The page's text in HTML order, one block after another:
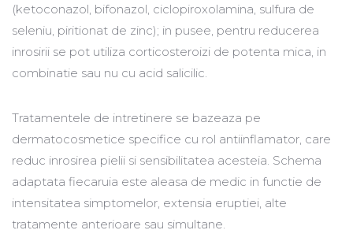
(ketoconazol, bifonazol, ciclopiroxolamina, sulfura de
seleniu, piritionat de zinc); in pusee, pentru reducerea
inrosirii se pot utiliza corticosteroizi de potenta mica, in
combinatie sau nu cu acid salicilic.
Tratamentele de intretinere se bazeaza pe
dermatocosmetice specifice cu rol antiinflamator, care
reduc inrosirea pielii si sensibilitatea acesteia. Schema
adaptata fiecaruia este aleasa de medic in functie de
intensitatea simptomelor, extensia eruptiei, alte
tratamente anterioare sau simultane.